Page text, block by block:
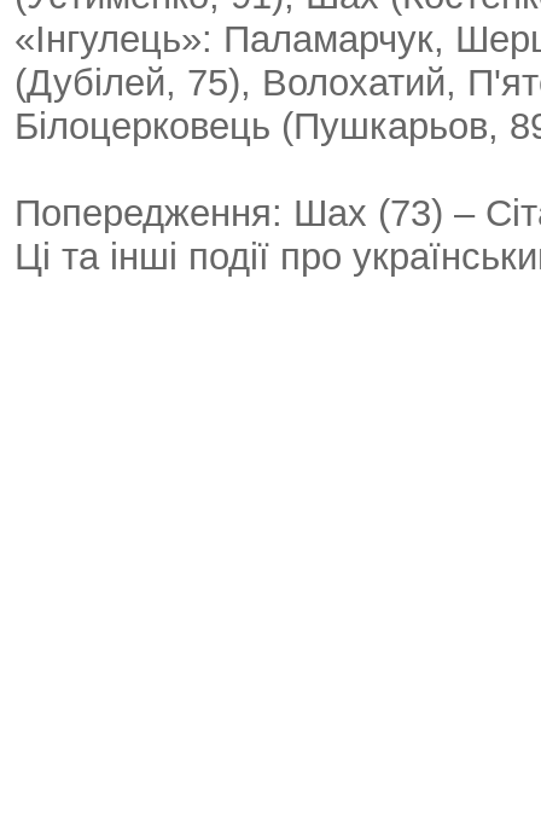
«Інгулець»: Паламарчук,
(Дубілей, 75), Волохатий,
Білоцерковець (Пушкарьов,
Попередження: Шах (73) –
Ці та інші події про